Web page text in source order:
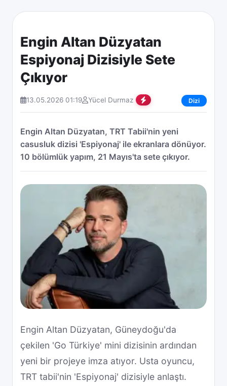
Engin Altan Düzyatan
Espiyonaj Dizisiyle Sete
Çıkıyor
13.05.2026 01:19 Yücel Durmaz Dizi
Engin Altan Düzyatan, TRT Tabii'nin yeni
casusluk dizisi 'Espiyonaj' ile ekranlara dönüyor.
10 bölümlük yapım, 21 Mayıs'ta sete çıkıyor.
Engin Altan Düzyatan, Güneydoğu'da
çekilen 'Go Türkiye' mini dizisinin ardından
yeni bir projeye imza atıyor. Usta oyuncu,
TRT tabii'nin 'Espiyonaj' dizisiyle anlaştı.